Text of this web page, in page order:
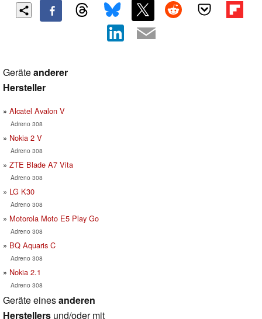
Geräteanderer
Hersteller
Alcatel Avalon V
Adreno 308
Nokia 2 V
Adreno 308
ZTE Blade A7 Vita
Adreno 308
LG K30
Adreno 308
Motorola Moto E5 Play Go
Adreno 308
BQ Aquaris C
Adreno 308
Nokia 2.1
Adreno 308
Geräte einesanderen
Herstellers und/oder mit